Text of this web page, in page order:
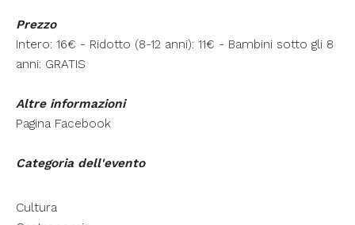
Prezzo
Intero: 16€ - Ridotto (8-12 anni): 11€ - Bambini sotto gli 8
anni: GRATIS
Altre informazioni
Pagina Facebook
Categoria dell'evento
Cultura